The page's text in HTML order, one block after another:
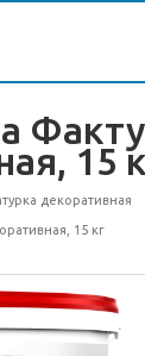
15
декоративная
15 кг